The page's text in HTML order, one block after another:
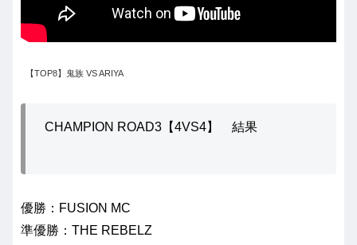
【TOP8】鬼族 VS ARIYA
CHAMPION ROAD3【4VS4】 結果
優勝：FUSION MC
準優勝：THE REBELZ